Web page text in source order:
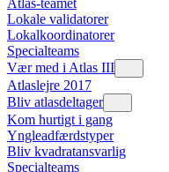
Atlas-teamet
Lokale validatorer
Lokalkoordinatorer
Specialteams
Vær med i Atlas III
Atlaslejre 2017
Bliv atlasdeltager
Kom hurtigt i gang
Yngleadfærdstyper
Bliv kvadratansvarlig
Specialteams